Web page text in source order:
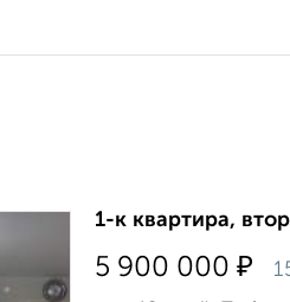
1-к квартира,
5 900 000 ₽